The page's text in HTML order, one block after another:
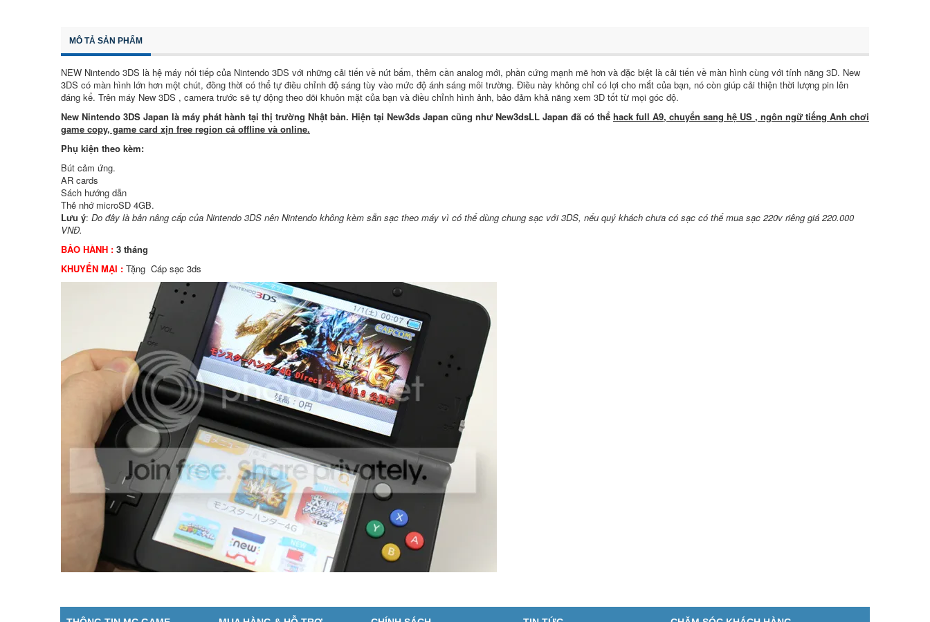
MÔ TẢ SẢN PHẨM
NEW Nintendo 3DS là hệ máy nối tiếp của Nintendo 3DS với những cải tiến về nút bấm, thêm cần analog mới, phần cứng mạnh mẽ hơn và đặc biệt là cải tiến về màn hình cùng với tính năng 3D. New
3DS có màn hình lớn hơn một chút, đồng thời có thể tự điều chỉnh độ sáng tùy vào mức độ ánh sáng môi trường. Điều này không chỉ có lợi cho mắt của bạn, nó còn giúp cải thiện thời lượng pin lên
đáng kể. Trên máy New 3DS , camera trước sẽ tự động theo dõi khuôn mặt của bạn và điều chỉnh hình ảnh, bảo đảm khả năng xem 3D tốt từ mọi góc độ.
New Nintendo 3DS Japan là máy phát hành tại thị trường Nhật bản. Hiện tại New3ds Japan cũng như New3dsLL Japan đã có thể hack full A9, chuyển sang hệ US , ngôn ngữ tiếng Anh chơi
game copy, game card xịn free region cả offline và online.
Phụ kiện theo kèm:
Bút cảm ứng.
AR cards
Sách hướng dẫn
Thẻ nhớ microSD 4GB.
Lưu ý: Do đây là bản nâng cấp của Nintendo 3DS nên Nintendo không kèm sẵn sạc theo máy vì có thể dùng chung sạc với 3DS, nếu quý khách chưa có sạc có thể mua sạc 220v riêng giá 220.000
VNĐ.
BẢO HÀNH : 3 tháng
KHUYẾN MẠI : Tặng Cáp sạc 3ds